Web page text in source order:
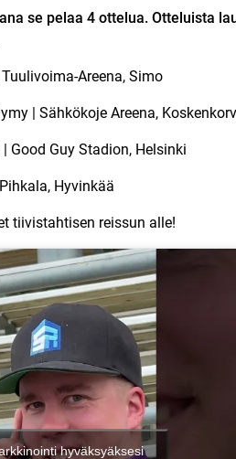
se pelaa 4 ottelua. Otteluista
Areena, Simo
| Sähkökoje Areena,
Good Guy Stadion, Helsinki
Hyvinkää
tiivistahtisen reissun alle!
hyväksyäksesi